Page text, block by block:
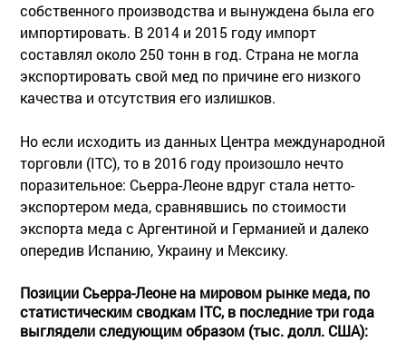
собственного производства и вынуждена была его
импортировать. В 2014 и 2015 году импорт
составлял около 250 тонн в год. Страна не могла
экспортировать свой мед по причине его низкого
качества и отсутствия его излишков.
Но если исходить из данных Центра международной
торговли (ITC), то в 2016 году произошло нечто
поразительное: Сьерра-Леоне вдруг стала нетто-
экспортером меда, сравнявшись по стоимости
экспорта меда с Аргентиной и Германией и далеко
опередив Испанию, Украину и Мексику.
Позиции Сьерра-Леоне на мировом рынке меда, по
статистическим сводкам ITC, в последние три года
выглядели следующим образом (тыс. долл. США):